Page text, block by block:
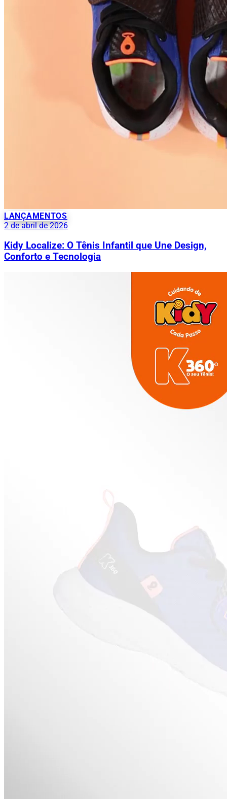
LANÇAMENTOS
2 de abril de 2026
Kidy Localize: O Tênis Infantil que Une Design,
Conforto e Tecnologia